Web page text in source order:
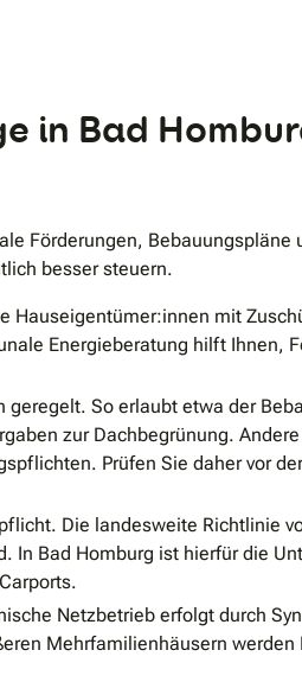
in Bad
Förderungen, Bebauungspläne
besser steuern.
Hauseigentümer:innen mit
Energieberatung hilft Ihnen,
So erlaubt etwa der
zur Dachbegrünung.
Prüfen Sie daher vor
Die landesweite Richtlinie
In Bad Homburg ist hierfür die
Netzbetrieb erfolgt durch
Mehrfamilienhäusern